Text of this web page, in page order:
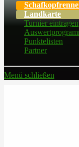
Landkarte
Turnier eintragen
Punktelisten
Partner
Menü schließen